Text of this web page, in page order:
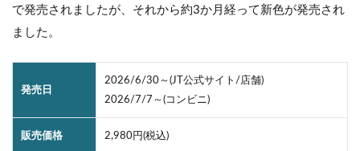
で発売されましたが、それから約3か月経って新色が発売され
ました。
発売日
2026/6/30～(JT公式サイト/店舗)
2026/7/7～(コンビニ)
販売価格 2,980円(税込)